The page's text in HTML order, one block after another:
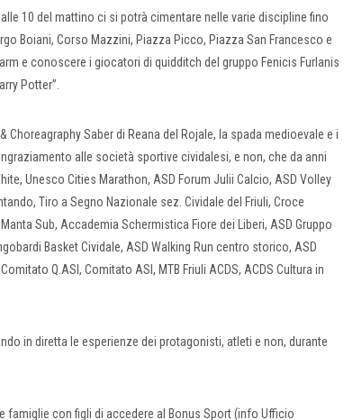
10 del mattino ci si potrà cimentare nelle varie discipline fino
Boiani, Corso Mazzini, Piazza Picco, Piazza San Francesco e
e conoscere i giocatori di quidditch del gruppo Fenicis Furlanis
Potter”.
Saber di Reana del Rojale, la spada medioevale e i
alle società sportive cividalesi, e non, che da anni
Unesco Cities Marathon, ASD Forum Julii Calcio, ASD Volley
Tiro a Segno Nazionale sez. Cividale del Friuli, Croce
Sub, Accademia Schermistica Fiore dei Liberi, ASD Gruppo
Basket Cividale, ASD Walking Run centro storico, ASD
Q.ASI, Comitato ASI, MTB Friuli ACDS, ACDS Cultura in
in diretta le esperienze dei protagonisti, atleti e non, durante
con figli di accedere al Bonus Sport (info Ufficio